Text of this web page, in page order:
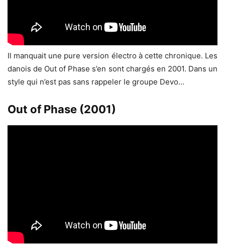
Il manquait une pure version électro à cette chronique. Les
danois de Out of Phase s’en sont chargés en 2001. Dans un
style qui n’est pas sans rappeler le groupe Devo…
Out of Phase (2001)